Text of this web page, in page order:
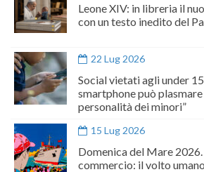
Leone XIV: in libreria il
con un testo inedito del
22 Lug 2026
Social vietati agli under
smartphone può
personalità dei minori”
15 Lug 2026
Domenica del Mare
commercio: il volto